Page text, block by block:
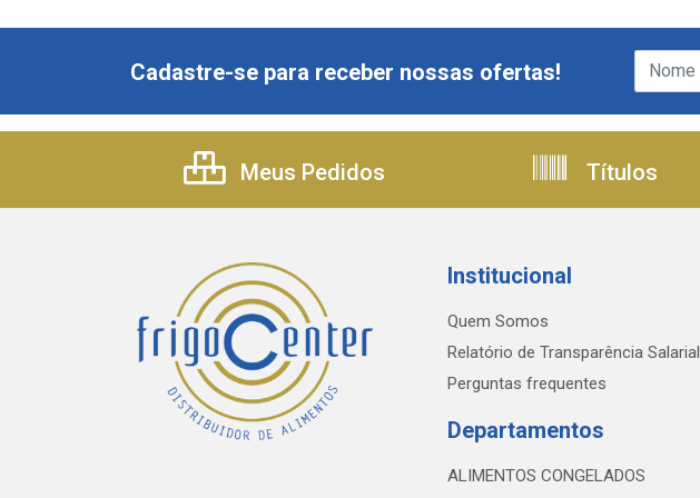
Cadastre-se para receber nossas ofertas!
Meus Pedidos Títulos
Institucional
Quem Somos
Relatório de Transparência Salarial
Perguntas frequentes
Departamentos
ALIMENTOS CONGELADOS